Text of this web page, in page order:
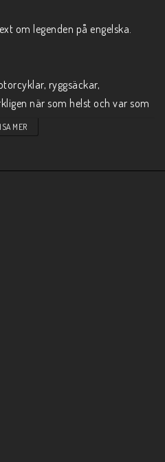
om legenden på engelska.
ryggsäckar,
när som helst och var som
MER